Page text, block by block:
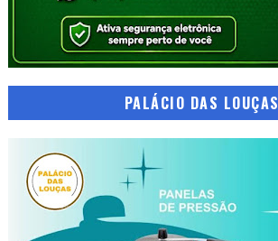
PALÁCIO DAS LOUÇAS